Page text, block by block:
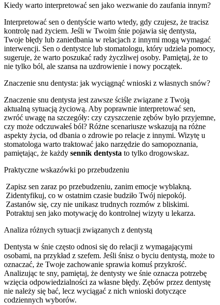
Kiedy warto interpretować sen jako wezwanie do zaufania innym?
Interpretować sen o dentyście warto wtedy, gdy czujesz, że tracisz
kontrolę nad życiem. Jeśli w Twoim śnie pojawia się dentysta,
Twoje błędy lub zaniedbania w relacjach z innymi mogą wymagać
interwencji. Sen o dentystce lub stomatologu, który udziela pomocy,
sugeruje, że warto poszukać rady życzliwej osoby. Pamiętaj, że to
nie tylko ból, ale szansa na uzdrowienie i nowy początek.
Znaczenie snu dentysta: jak wyciągnąć wnioski z własnych snów?
Znaczenie snu dentysta jest zawsze ściśle związane z Twoją
aktualną sytuacją życiową. Aby poprawnie interpretować sen,
zwróć uwagę na szczegóły: czy czyszczenie zębów było przyjemne,
czy może odczuwałeś ból? Różne scenariusze wskazują na różne
aspekty życia, od dbania o zdrowie po relacje z innymi. Wizytę u
stomatologa warto traktować jako narzędzie do samopoznania,
pamiętając, że każdy sennik dentysta to tylko drogowskaz.
Praktyczne wskazówki po przebudzeniu
Zapisz sen zaraz po przebudzeniu, zanim emocje wyblakną.
Zidentyfikuj, co w ostatnim czasie budziło Twój niepokój.
Zastanów się, czy nie unikasz trudnych rozmów z bliskimi.
Potraktuj sen jako motywację do kontrolnej wizyty u lekarza.
Analiza różnych sytuacji związanych z dentystą
Dentysta w śnie często odnosi się do relacji z wymagającymi
osobami, na przykład z szefem. Jeśli śnisz o byciu dentystą, może to
oznaczać, że Twoje zachowanie sprawia komuś przykrość.
Analizując te sny, pamiętaj, że dentysty we śnie oznacza potrzebę
wzięcia odpowiedzialności za własne błędy. Zębów przez dentystę
nie należy się bać, lecz wyciągać z nich wnioski dotyczące
codziennych wyborów.